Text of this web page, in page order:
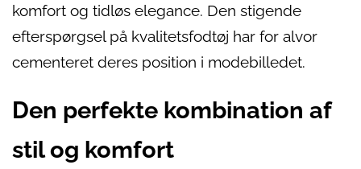
komfort og tidløs elegance. Den stigende
efterspørgsel på kvalitetsfodtøj har for alvor
cementeret deres position i modebilledet.
Den perfekte kombination af
stil og komfort